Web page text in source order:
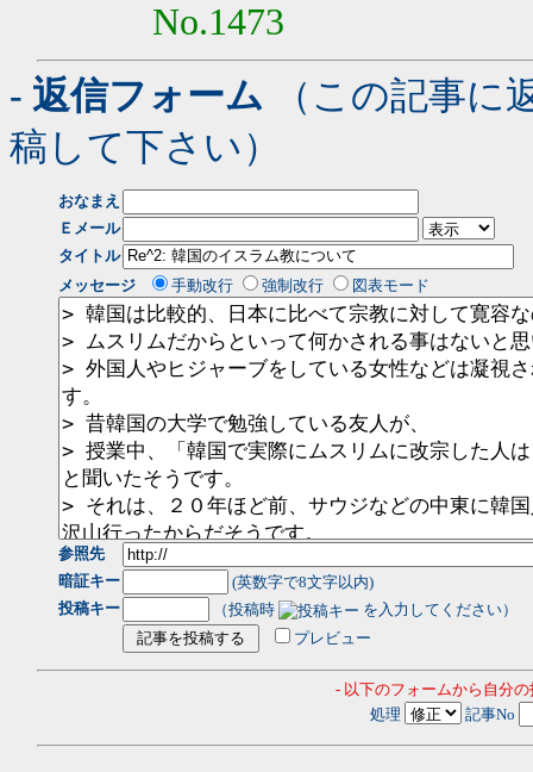
No.1473
- 返信フォーム （この記事に
稿して下さい）
おなまえ
Ｅメール
タイトル
メッセージ
手動改行 強制改行 図表モード
参照先
暗証キー
(英数字で8文字以内)
投稿キー
（投稿時
を入力してください）
プレビュー
- 以下のフォームから自分
処理
記事No